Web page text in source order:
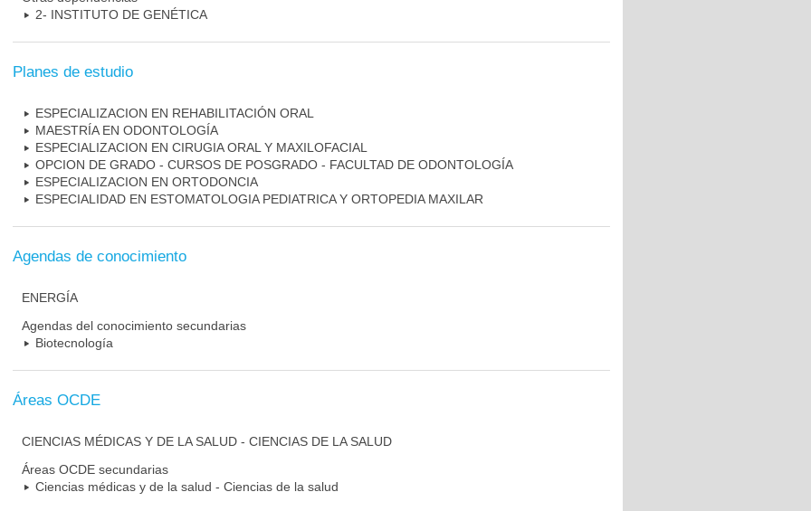
2- INSTITUTO DE GENÉTICA
Planes de estudio
ESPECIALIZACION EN REHABILITACIÓN ORAL
MAESTRÍA EN ODONTOLOGÍA
ESPECIALIZACION EN CIRUGIA ORAL Y MAXILOFACIAL
OPCION DE GRADO - CURSOS DE POSGRADO - FACULTAD DE ODONTOLOGÍA
ESPECIALIZACION EN ORTODONCIA
ESPECIALIDAD EN ESTOMATOLOGIA PEDIATRICA Y ORTOPEDIA MAXILAR
Agendas de conocimiento
ENERGÍA
Agendas del conocimiento secundarias
Biotecnología
Áreas OCDE
CIENCIAS MÉDICAS Y DE LA SALUD - CIENCIAS DE LA SALUD
Áreas OCDE secundarias
Ciencias médicas y de la salud - Ciencias de la salud